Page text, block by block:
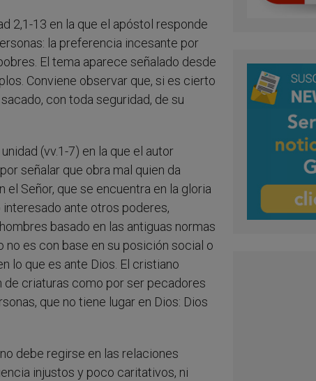
2,1-13 en la que el apóstol responde
la preferencia incesante por
El tema aparece señalado desde
Conviene observar que, si es cierto
con toda seguridad, de su
(vv.1-7) en la que el autor
señalar que obra mal quien da
Señor, que se encuentra en la gloria
ante otros poderes,
basado en las antiguas normas
no es con base en su posición social o
lo que es ante Dios. El cristiano
criaturas como por ser pecadores
que no tiene lugar en Dios: Dios
debe regirse en las relaciones
injustos y poco caritativos, ni